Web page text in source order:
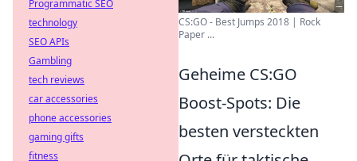
CS:GO - Best Jumps 2018 | Rock
Paper ...
Geheime CS:GO
Boost-Spots: Die
besten versteckten
Programmatic SEO
technology
SEO APIs
Gambling
tech reviews
car accessories
phone accessories
gaming gifts
fitness